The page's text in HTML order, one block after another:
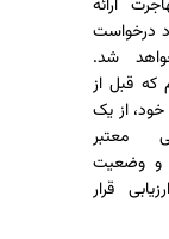
ارائه
درخواست
شد.
که قبل از
از یک
معتبر
و وضعیت
قرار